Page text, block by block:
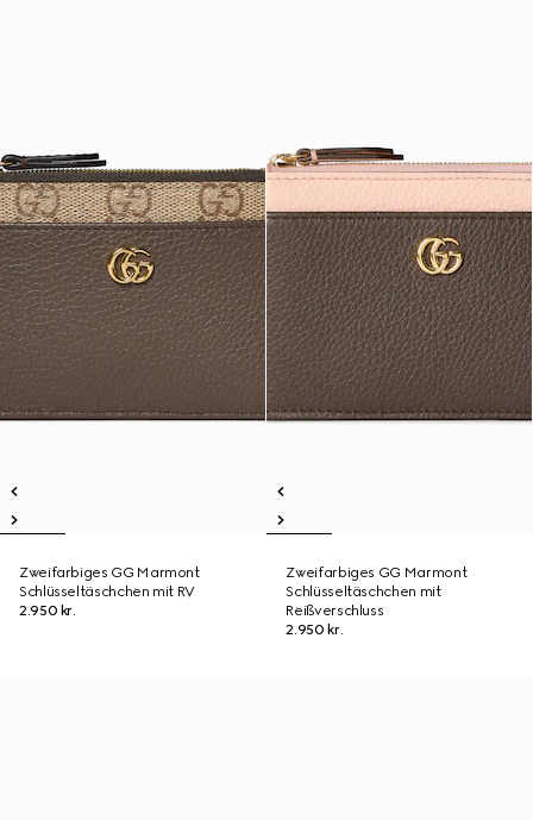
Zweifarbiges GG Marmont
Schlüsseltäschchen mit RV
2.950 kr.
Zweifarbiges GG Marmont
Schlüsseltäschchen mit
Reißverschluss
2.950 kr.